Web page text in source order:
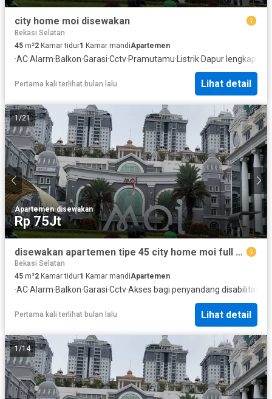
city home moi disewakan
Bekasi Selatan
45 m²2 Kamar tidur1 Kamar mandiApartemen
·AC·Alarm·Balkon·Garasi·Cctv·Pramutamu· Listrik·Dapur lengkap
Pertama kali terlihat bulan lalu Lihat detail
1/21
Apartemen·disewakan
Rp 75Jt
disewakan apartemen tipe 45 city home moi full furnish sudah renovasi
Bekasi Selatan
45 m²2 Kamar tidur1 Kamar mandiApartemen
·AC·Alarm·Balkon·Garasi·Cctv·Akses bagi penyandang disabilitas
Pertama kali terlihat bulan lalu Lihat detail
1/14